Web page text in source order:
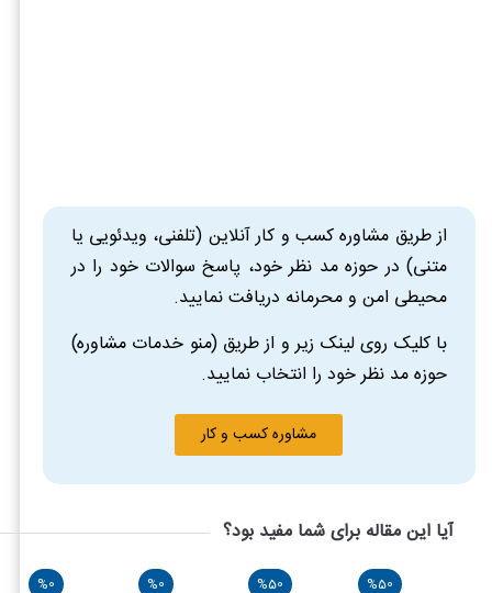
از طریق مشاوره کسب و کار آنلاین (تلفنی، ویدئویی یا
متنی) در حوزه مد نظر خود، پاسخ سوالات خود را در
محیطی امن و محرمانه دریافت نمایید.
با کلیک روی لینک زیر و از طریق (منو خدمات مشاوره)
حوزه مد نظر خود را انتخاب نمایید.
مشاوره کسب و کار
آیا این مقاله برای شما مفید بود؟
%50
%50
%0
%0